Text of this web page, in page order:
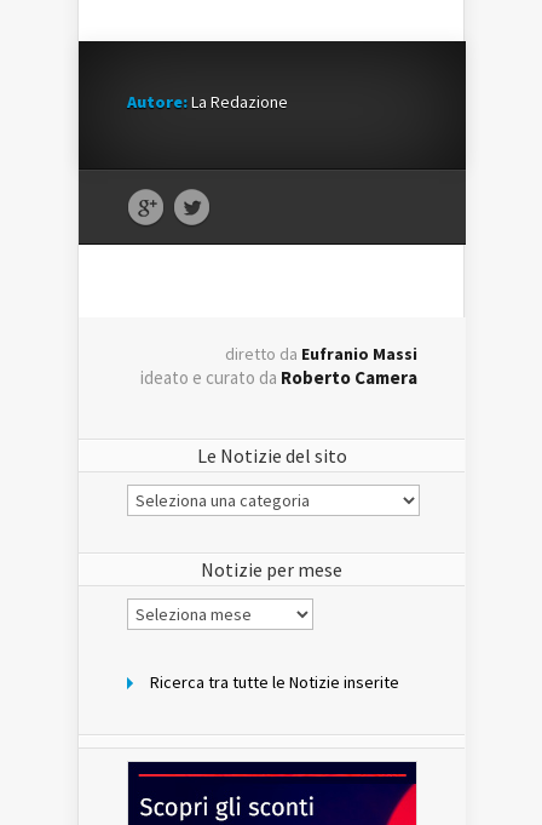
Autore:La Redazione
diretto da Eufranio Massi
ideato e curato da Roberto Camera
Le Notizie del sito
Le
Notizie
Notizie per mese
Notizie
per
Ricerca tra tutte le Notizie inserite